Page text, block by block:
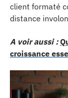
client formaté
distance
A voir aussi :
croissance